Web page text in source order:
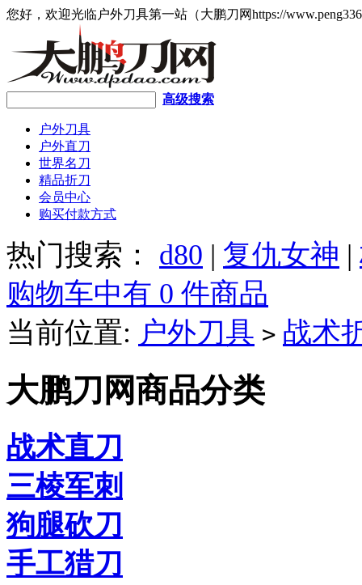
您好，欢迎光临户外刀具第一站（大鹏刀网https://
高级搜索
户外刀具
户外直刀
世界名刀
精品折刀
会员中心
购买付款方式
热门搜索： d80 | 复仇女神 |
购物车中有 0 件商品
当前位置: 户外刀具 > 战术
大鹏刀网商品分类
战术直刀
三棱军刺
狗腿砍刀
手工猎刀